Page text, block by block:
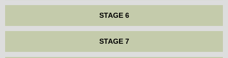
STAGE 6
STAGE 7